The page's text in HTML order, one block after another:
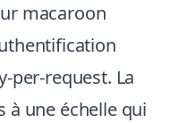
macaroon
per-request. La
à une échelle qui